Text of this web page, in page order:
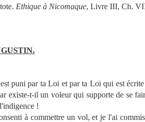
Ethique à Nicomaque, Livre III, Ch.
puni par ta Loi et par ta Loi qui est
existe-t-il un voleur qui supporte de se
!
à commettre un vol, et je l'ai commis